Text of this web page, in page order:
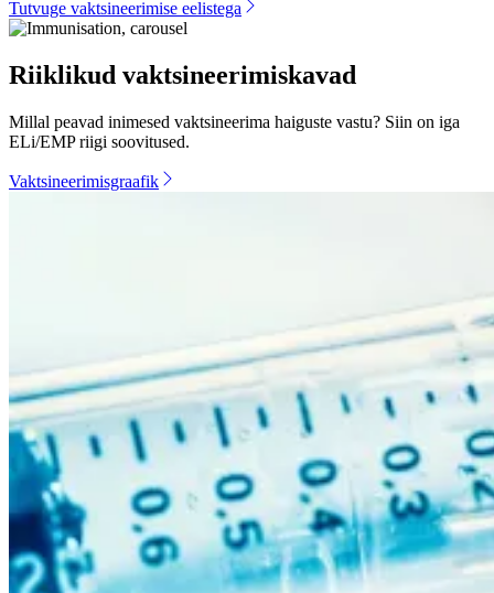
Tutvuge vaktsineerimise eelistega
Riiklikud vaktsineerimiskavad
Millal peavad inimesed vaktsineerima haiguste vastu? Siin on iga
ELi/EMP riigi soovitused.
Vaktsineerimisgraafik